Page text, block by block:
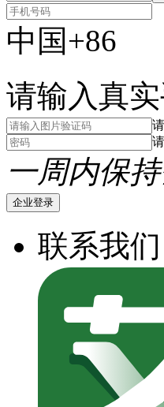
中国+86
请输入真
一周内保
企业登录
联系我们